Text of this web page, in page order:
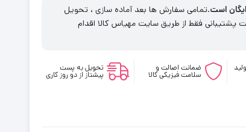
.تمامی سفارش ها بعد آماده سازی ، تحویل
فقط از طریق سایت مهیاس کالا اقدام
ضمانت اصالت و
سلامت فیزیکی کالا
تحویل به پست
پیشتاز از دو روز کاری